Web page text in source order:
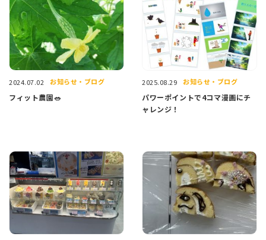
2024.07.02 お知らせ・ブログ
フィット農園🥗
2025.08.29 お知らせ・ブログ
パワーポイントで4コマ漫画にチ
ャレンジ！